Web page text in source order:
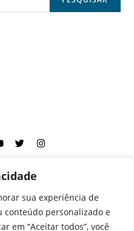
sua experiência de
conteúdo personalizado e
em “Aceitar todos”, você
Configurações de cookies
Serviços